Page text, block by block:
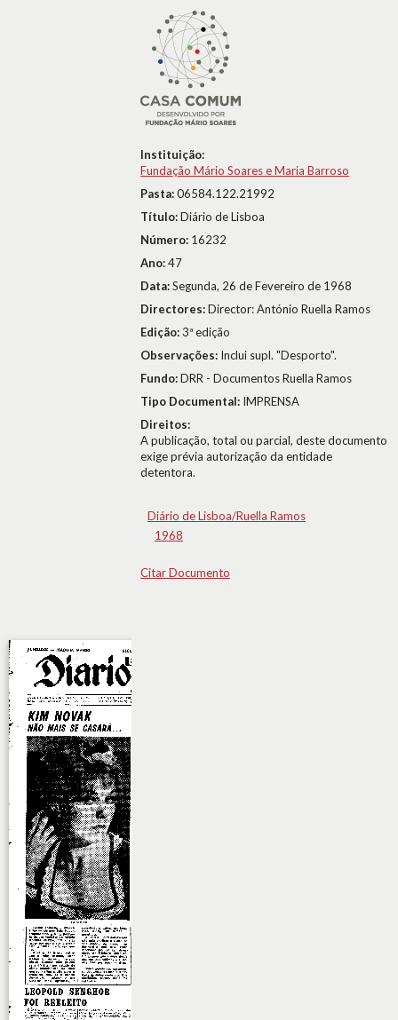
Instituição:
Fundação Mário Soares e Maria Barroso
Pasta:06584.122.21992
Título:Diário de Lisboa
Número: 16232
Ano:47
Data:Segunda, 26 de Fevereiro de 1968
Directores:Director: António Ruella Ramos
Edição:3ª edição
Observações: Inclui supl. "Desporto".
Fundo:DRR - Documentos Ruella Ramos
Tipo Documental: IMPRENSA
Direitos:
A publicação, total ou parcial, deste documento
exige prévia autorização da entidade
detentora.
Diário de Lisboa/Ruella Ramos
1968
Citar Documento